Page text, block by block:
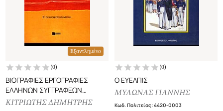
Εξαντλημένο
(0)
ΒΙΟΓΡΑΦΙΕΣ ΕΡΓΟΓΡΑΦΙΕΣ
ΕΛΛΗΝΩΝ ΣΥΓΓΡΑΦΕΩΝ
ΛΟΓΟΤΕΧΝΩΝ, ΚΡΙΤΙΚΩΝ ΚΑΙ
ΚΙΤΡΙΩΤΗΣ ΔΗΜΗΤΡΗΣ
(0)
Ο ΕΥΕΛΠΙΣ
ΜΥΛΩΝΑΣ ΓΙΑΝΝΗΣ
Κωδ. Πολιτείας:4420-0003